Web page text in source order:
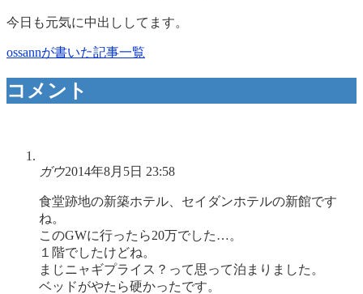
今日も元気に中出ししてます。
ossannが書いた記事一覧
コメント
ガウ2014年8月5日 23:58
食堂跡地の新築ホテル、セイダンホテルの新館です
ね。
このGWに行ったら20万でした…。
１階でしたけどね。
まじニャギプライス？って思って泊まりました。
ベッドがやたら硬かったです。